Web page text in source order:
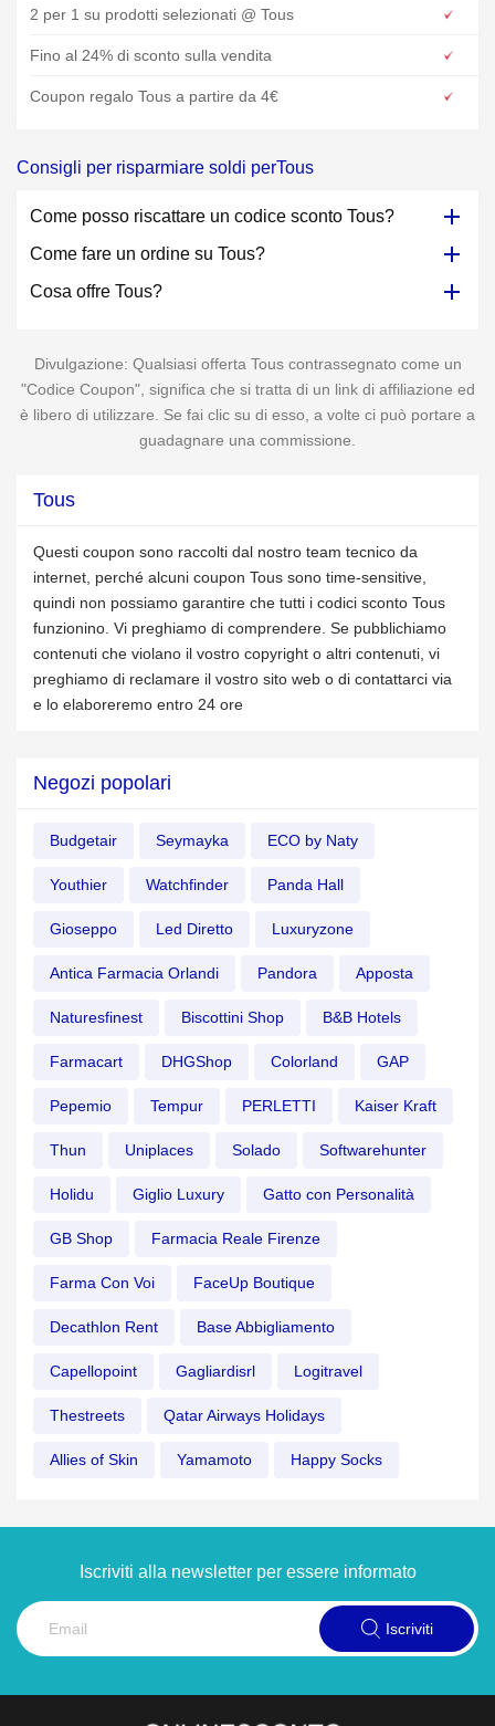
2 per 1 su prodotti selezionati @ Tous
Fino al 24% di sconto sulla vendita
Coupon regalo Tous a partire da 4€
Consigli per risparmiare soldi perTous
Come posso riscattare un codice sconto Tous?
Come fare un ordine su Tous?
Cosa offre Tous?
Divulgazione: Qualsiasi offerta Tous contrassegnato come un
"Codice Coupon", significa che si tratta di un link di affiliazione ed
è libero di utilizzare. Se fai clic su di esso, a volte ci può portare a
guadagnare una commissione.
Tous
Questi coupon sono raccolti dal nostro team tecnico da
internet, perché alcuni coupon Tous sono time-sensitive,
quindi non possiamo garantire che tutti i codici sconto Tous
funzionino. Vi preghiamo di comprendere. Se pubblichiamo
contenuti che violano il vostro copyright o altri contenuti, vi
preghiamo di reclamare il vostro sito web o di contattarci via
e lo elaboreremo entro 24 ore
Negozi popolari
Budgetair Seymayka ECO by Naty
Youthier Watchfinder Panda Hall
Gioseppo Led Diretto Luxuryzone
Antica Farmacia Orlandi Pandora Apposta
Naturesfinest Biscottini Shop B&B Hotels
Farmacart DHGShop Colorland GAP
Pepemio Tempur PERLETTI Kaiser Kraft
Thun Uniplaces Solado Softwarehunter
Holidu Giglio Luxury Gatto con Personalità
GB Shop Farmacia Reale Firenze
Farma Con Voi FaceUp Boutique
Decathlon Rent Base Abbigliamento
Capellopoint Gagliardisrl Logitravel
Thestreets Qatar Airways Holidays
Allies of Skin Yamamoto Happy Socks
Iscriviti alla newsletter per essere informato
Iscriviti